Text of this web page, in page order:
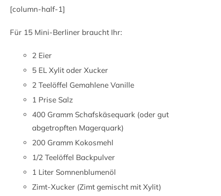
[column-half-1]
Für 15 Mini-Berliner braucht Ihr:
2 Eier
5 EL Xylit oder Xucker
2 Teelöffel Gemahlene Vanille
1 Prise Salz
400 Gramm Schafskäsequark (oder gut
abgetropften Magerquark)
200 Gramm Kokosmehl
1/2 Teelöffel Backpulver
1 Liter Somnenblumenöl
Zimt-Xucker (Zimt gemischt mit Xylit)